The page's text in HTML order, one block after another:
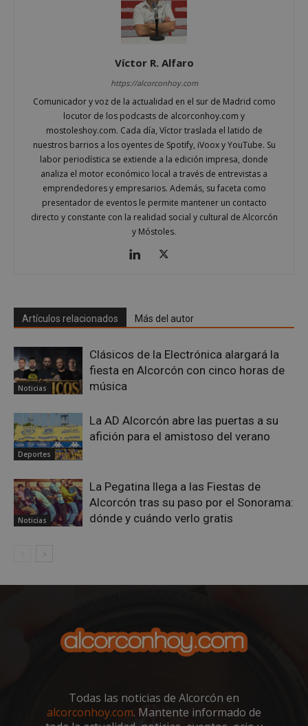
Víctor R. Alfaro
https://alcorconhoy.com
Comunicador y voz de la actualidad en el sur de Madrid como
locutor de los podcasts de alcorconhoy.com y
mostoleshoy.com. Cada día, Víctor traslada el latido de
nuestros barrios a los oyentes de Spotify, iVoox y YouTube. Su
labor periodística se extiende a la edición impresa, donde
analiza el motor económico local a través de entrevistas a
emprendedores y empresarios. Además, su faceta como
presentador de eventos le permite mantener un contacto
directo y constante con la realidad social y cultural de Alcorcón
y Móstoles.
Artículos relacionados Más del autor
Noticias
Clásicos de la Electrónica alargará la
fiesta en Alcorcón con cinco horas de
música
Deportes
La AD Alcorcón abre las puertas a su
afición para el amistoso del verano
Noticias
La Pegatina llega a las Fiestas de
Alcorcón tras su paso por el Sonorama:
dónde y cuándo verlo gratis
Todas las noticias de Alcorcón en
alcorconhoy.com. Mantente informado de
Spotify Inc.
.spotify.com
VISITOR_PRIVACY_METADATA
YouTube
.youtube.com
5 meses 4
semanas
sp_t
CookieScriptConsent
CookieScript